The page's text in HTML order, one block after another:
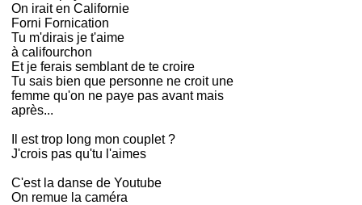
On irait en Californie
Forni Fornication
Tu m'dirais je t'aime
à califourchon
Et je ferais semblant de te croire
Tu sais bien que personne ne croit une
femme qu'on ne paye pas avant mais
après...
Il est trop long mon couplet ?
J'crois pas qu'tu l'aimes
C'est la danse de Youtube
On remue la caméra